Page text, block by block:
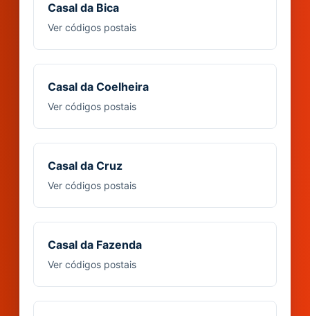
Casal da Bica
Ver códigos postais
Casal da Coelheira
Ver códigos postais
Casal da Cruz
Ver códigos postais
Casal da Fazenda
Ver códigos postais